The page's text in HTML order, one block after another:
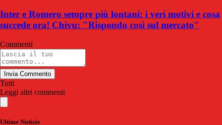
Inter e Romero sempre più lontani: i veri motivi e cosa
succede ora! Chivu: "Rispondo così sul mercato"
Commenti
Invia Commento
Tutti
Leggi altri commenti
Ultime Notizie